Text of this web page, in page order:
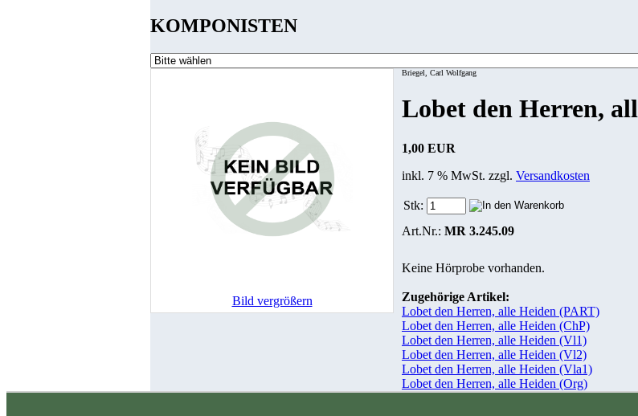
KOMPONISTEN
Bild vergrößern
Briegel, Carl Wolfgang
Lobet den Herren,
1,00 EUR
inkl. 7 % MwSt. zzgl. Versandkosten
Stk:
Art.Nr.: MR 3.245.09
Keine Hörprobe vorhanden.
Zugehörige Artikel:
Lobet den Herren, alle Heiden (PART)
Lobet den Herren, alle Heiden (ChP)
Lobet den Herren, alle Heiden (Vl1)
Lobet den Herren, alle Heiden (Vl2)
Lobet den Herren, alle Heiden (Vla1)
Lobet den Herren, alle Heiden (Org)